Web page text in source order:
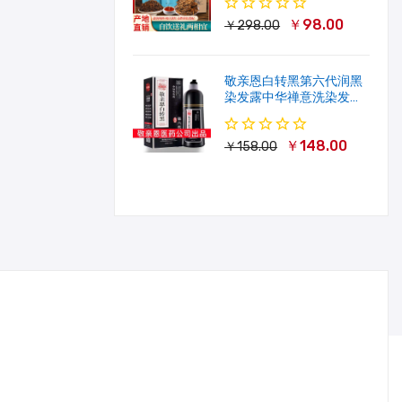
￥298.00 ￥98.00
敬亲恩白转黑第六代润黑
染发露中华禅意洗染发剂
一洗就黑500ml
￥158.00 ￥148.00